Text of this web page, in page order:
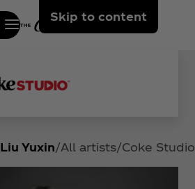
Skip to content
Coke Studio
All artists
Liu Yuxin